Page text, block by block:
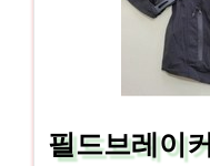
필드브레이